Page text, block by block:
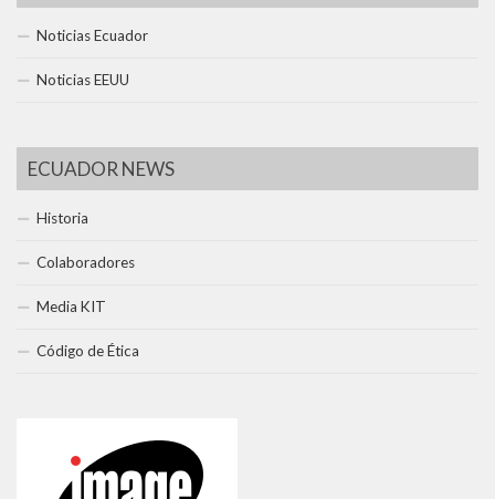
Noticias Ecuador
Noticias EEUU
ECUADOR NEWS
Historia
Colaboradores
Media KIT
Código de Ética